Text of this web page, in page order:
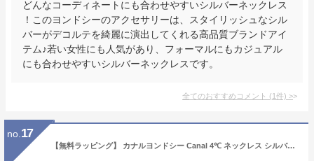
どんなコーディネートにも合わせやすいシルバーネックレス
！このヨンドシーのアクセサリーは、スタイリッシュなシル
バーがデコルテを綺麗に演出してくれる高品質ブランドアイ
テム♪若い女性にも人気があり、フォーマルにもカジュアル
にも合わせやすいシルバーネックレスです。
全てのおすすめコメント (1件) >
no. 17
【無料ラッピング】 カナルヨンドシー Canal 4℃ ネックレス シルバー ネックレス キュービックジルコニア レディース ブランド 正規品 新品 ギフト プレゼント 人気 おすすめ 誕生日 記念日 クリスマス 送料無料